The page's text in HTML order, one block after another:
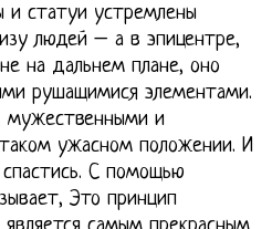
и статуи устремлены
людей – а в эпицентре,
на дальнем плане, оно
рушащимися элементами.
и
ужасном положении. И
С помощью
Это принцип